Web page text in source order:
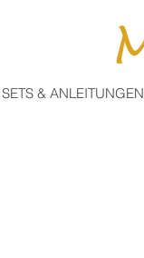
SETS & ANLEITUNGEN